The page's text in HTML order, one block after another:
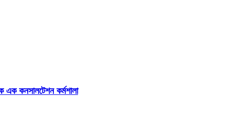
এক কনসালটেশন কর্মশালা